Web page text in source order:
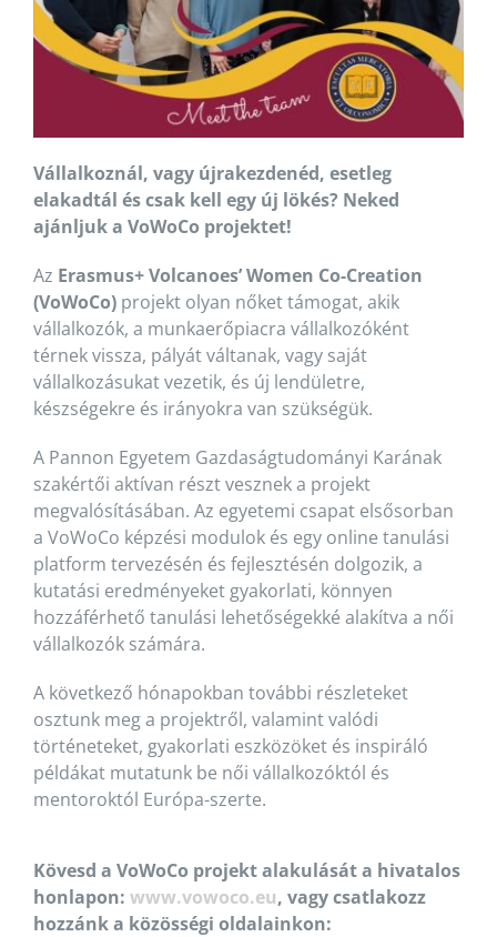
Vállalkoznál, vagy újrakezdenéd, esetleg
elakadtál és csak kell egy új lökés? Neked
ajánljuk a VoWoCo projektet!
Az Erasmus+ Volcanoes’ Women Co-Creation
(VoWoCo)projekt olyan nőket támogat, akik
vállalkozók, a munkaerőpiacra vállalkozóként
térnek vissza, pályát váltanak, vagy saját
vállalkozásukat vezetik, és új lendületre,
készségekre és irányokra van szükségük.
A Pannon Egyetem Gazdaságtudományi Karának
szakértői aktívan részt vesznek a projekt
megvalósításában. Az egyetemi csapat elsősorban
a VoWoCo képzési modulok és egy online tanulási
platform tervezésén és fejlesztésén dolgozik, a
kutatási eredményeket gyakorlati, könnyen
hozzáférhető tanulási lehetőségekké alakítva a női
vállalkozók számára.
A következő hónapokban további részleteket
osztunk meg a projektről, valamint valódi
történeteket, gyakorlati eszközöket és inspiráló
példákat mutatunk be női vállalkozóktól és
mentoroktól Európa-szerte.
Kövesd a VoWoCo projekt alakulását a hivatalos
honlapon: www.vowoco.eu, vagy csatlakozz
hozzánk a közösségi oldalainkon: